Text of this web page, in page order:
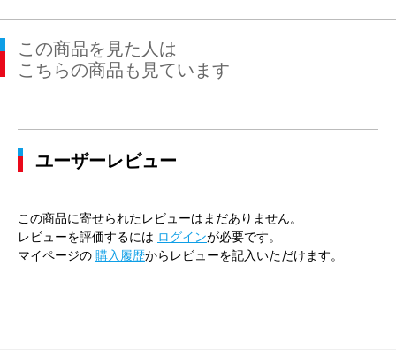
この商品を見た人は
こちらの商品も見ています
ユーザーレビュー
この商品に寄せられたレビューはまだありません。
レビューを評価するには ログインが必要です。
マイページの 購入履歴からレビューを記入いただけます。